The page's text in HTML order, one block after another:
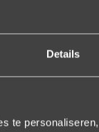
Details
te
Alles
worden.